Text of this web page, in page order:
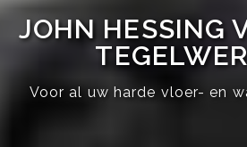
JOHN HESSING
Voor al uw harde vloer- en